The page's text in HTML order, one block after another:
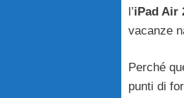
l’iPad Air
vacanze
Perché
punti di